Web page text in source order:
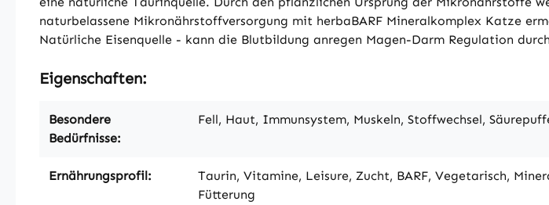
naturbelassene Mikronährstoffversorgung mit herbaBARF Mineralkomplex Katze
Natürliche Eisenquelle - kann die Blutbildung anregen Magen-Darm Regulation
Eigenschaften:
Besondere
Bedürfnisse:
Fell, Haut, Immunsystem, Muskeln, Stoffwechsel,
Ernährungsprofil:
Taurin, Vitamine, Leisure, Zucht, BARF, Vegetarisch,
Fütterung